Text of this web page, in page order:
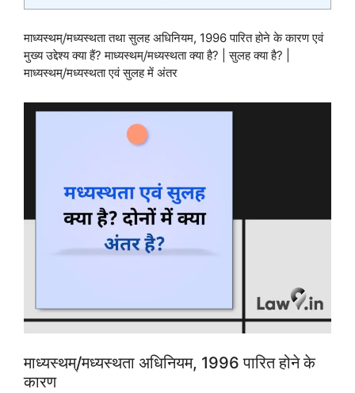
माध्यस्थम्/मध्यस्थता तथा सुलह अधिनियम, 1996 पारित होने के कारण एवं
मुख्य उद्देश्य क्या हैं? माध्यस्थम्/मध्यस्थता क्या है? | सुलह क्या है? |
माध्यस्थम्/मध्यस्थता एवं सुलह में अंतर
माध्यस्थम्/मध्यस्थता अधिनियम, 1996 पारित होने के
कारण